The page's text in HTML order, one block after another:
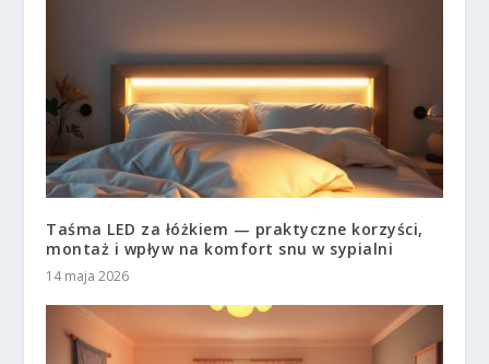
Taśma LED za łóżkiem — praktyczne korzyści,
montaż i wpływ na komfort snu w sypialni
14 maja 2026